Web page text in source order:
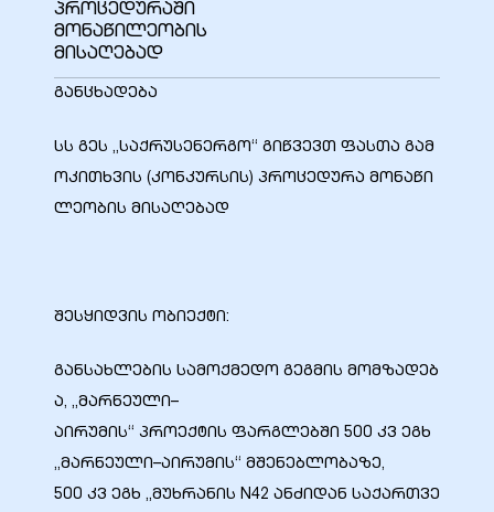
პროცედურაში
მონაწილეობის
მისაღებად
განცხადება
სს გეს „საქრუსენერგო“ გიწვევთ ფასთა გამ
ოკითხვის (კონკურსის) პროცედურა მონაწი
ლეობის მისაღებად
შესყიდვის ობიექტი:
განსახლების სამოქმედო გეგმის მომზადებ
ა, „მარნეული–
აირუმის“ პროექტის ფარგლებში 500 კვ ეგხ
„მარნეული–აირუმის“ მშენებლობაზე,
500 კვ ეგხ „მუხრანის N42 ანძიდან საქართვე